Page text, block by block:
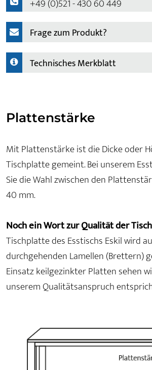
+49 (0)521 - 430 60 449
Frage zum Produkt?
Technisches Merkblatt
Plattenstärke
Mit Plattenstärke ist die Dicke oder
Tischplatte gemeint. Bei unserem
Sie die Wahl zwischen den
40 mm.
Noch ein Wort zur Qualität der
Tischplatte des Esstischs Eskil wird
durchgehenden Lamellen (Brettern)
Einsatz keilgezinkter Platten sehen
unserem Qualitätsanspruch